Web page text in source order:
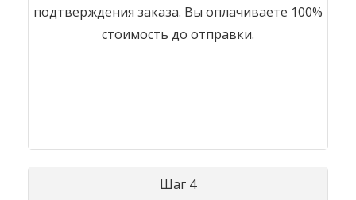
подтверждения заказа. Вы оплачиваете 100%
стоимость до отправки.
Шаг 4